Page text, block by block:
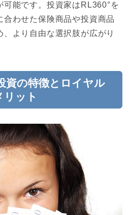
可能です。投資家はRL360°を
わせた保険商品や投資商品
より自由な選択肢が広がり
資の特徴とロイヤル
リット